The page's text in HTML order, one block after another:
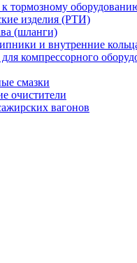
тормозному
изделия (РТИ)
(шланги)
и внутренние
компрессорного
смазки
очистители
вагонов